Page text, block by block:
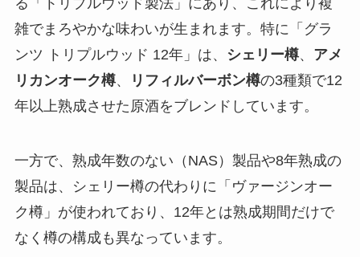
雑でまろやかな味わいが生まれます。特に「グラ
ンツ トリプルウッド 12年」は、
シェリー樽、 アメ
リカンオーク樽、 リフィルバーボン樽の3種類で12
年以上熟成させた原酒をブレンドしています。
一方で、熟成年数のない（NAS）製品や8年熟成の
製品は、シェリー樽の代わりに「ヴァージンオー
ク樽」が使われており、12年とは熟成期間だけで
なく樽の構成も異なっています。